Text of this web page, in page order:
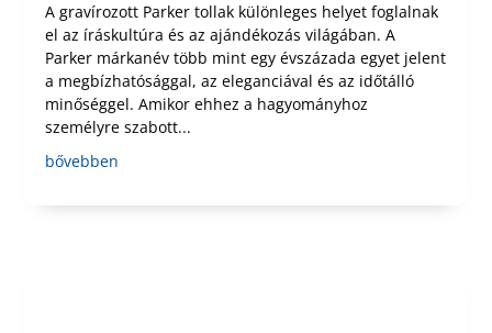
A gravírozott Parker tollak különleges helyet foglalnak
el az íráskultúra és az ajándékozás világában. A
Parker márkanév több mint egy évszázada egyet jelent
a megbízhatósággal, az eleganciával és az időtálló
minőséggel. Amikor ehhez a hagyományhoz
személyre szabott...
bővebben